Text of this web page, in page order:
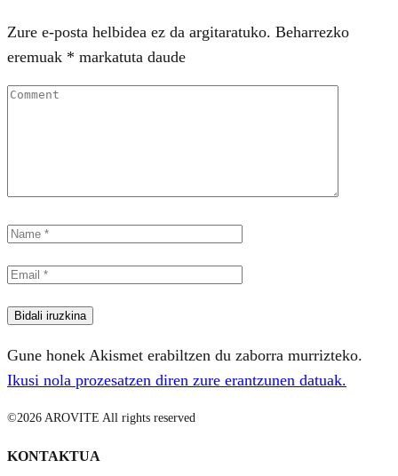
Zure e-posta helbidea ez da argitaratuko. Beharrezko
eremuak * markatuta daude
Gune honek Akismet erabiltzen du zaborra murrizteko.
Ikusi nola prozesatzen diren zure erantzunen datuak.
©2026 AROVITE All rights reserved
KONTAKTUA